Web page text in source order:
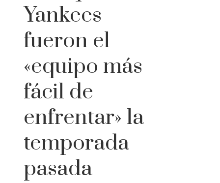
Yankees
fueron el
«equipo más
fácil de
enfrentar» la
temporada
pasada